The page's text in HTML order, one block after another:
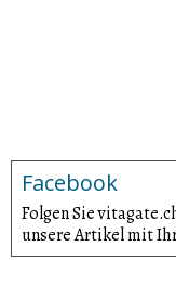
Facebook
Folgen Sie
unsere Artikel mit